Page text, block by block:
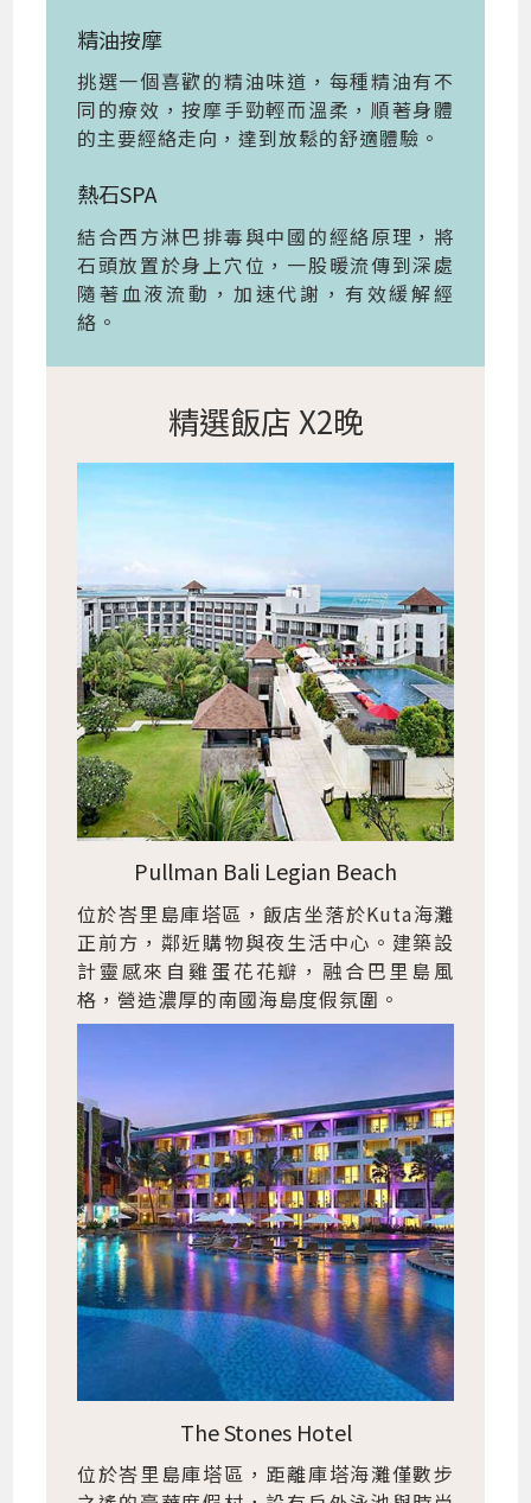
精油按摩
挑選一個喜歡的精油味道，每種精油有不
同的療效，按摩手勁輕而溫柔，順著身體
的主要經絡走向，達到放鬆的舒適體驗。
熱石SPA
結合西方淋巴排毒與中國的經絡原理，將
石頭放置於身上穴位，一股暖流傳到深處
隨著血液流動，加速代謝，有效緩解經
絡。
精選飯店 X2晚
Pullman Bali Legian Beach
位於峇里島庫塔區，飯店坐落於Kuta海灘
正前方，鄰近購物與夜生活中心。建築設
計靈感來自雞蛋花花瓣，融合巴里島風
格，營造濃厚的南國海島度假氛圍。
The Stones Hotel
位於峇里島庫塔區，距離庫塔海灘僅數步